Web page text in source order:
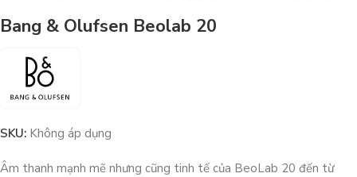
Bang & Olufsen Beolab 20
SKU: Không áp dụng
Âm thanh mạnh mẽ nhưng cũng tinh tế của BeoLab 20 đến từ